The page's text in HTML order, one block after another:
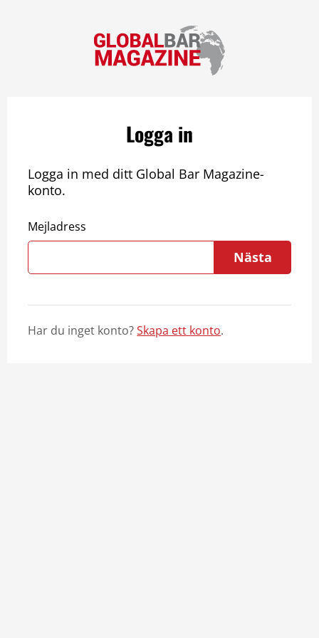
Logga in
Logga in med ditt Global Bar Magazine-
konto.
Mejladress
Nästa
Har du inget konto?Skapa ett konto.